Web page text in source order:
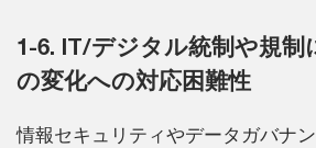
1-6. IT/デジタル統制や規制
の変化への対応困難性
情報セキュリティやデータガバナ